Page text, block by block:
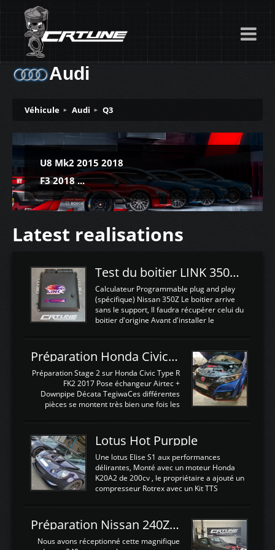
Audi
Véhicule Audi Q3
U8 Mk2 2015 2018
F3 2018 ...
Latest realisations
Test du boitier LINK 350Z Plugin ECU
Calculateur Programmable plug and play
(spécifique) Nissan 350Z Le boitier arrive
sans le support, Il faudra récupérer celui du
boitier d'origine Avant d'installer le
d'envoyer l'information de la large bande
dans le boitier. sydney sweeney deepfake
La sortie 0-5V de l'afr sera connectée sur
l'entrée AN Volt 8 et GndAN pour
Analogique, et Volt car l'information est une
tension (Pas une résistance variable d'un
est temps de brancher le ...
Préparation Honda Civic Type R FK2
Préparation Stage 2 sur Honda Civic Type R
FK2 2017 Pose échangeur Airtec +
Downpipe Décata TegiwaCes différentes
pièces se montent très bien une fois les
légere découpe du plastique inferieur,
negénant en rien la structure ou le
fonctionnement du fond plat. Une
reprogrammation Stage 2 est faite sur le
calculateur d'origine. Une alternative
économique au passage sur Hondata
d'origine 310cv et 400Nn , Une fois
reprogrammé et les ...
Lotus Hot Purpple
Une lotus Elise S1 aux performances
délirantes, Monté avec un moteur Honda
K20A2 de 200cv , le propriétaire a ajouté un
compresseur Rotrex avec un Kit TTS
d'augmenter la puissance de son moteur:
un watercooler a été ajouté. 300Cv sans
échangeurLa lotus équipée d'un Hondata
Préparation Nissan 240Z SR20DET
Nous avons réceptionné cette magnifique